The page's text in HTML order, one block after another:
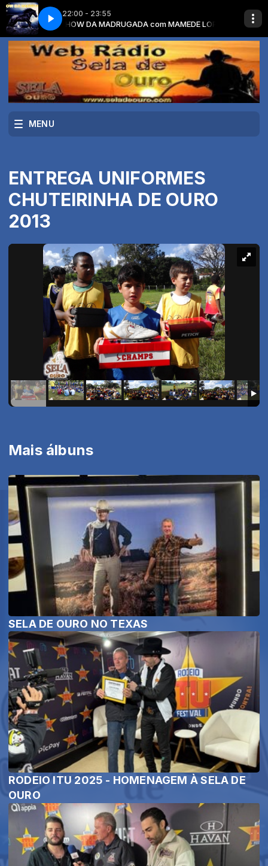
22:00 - 23:55
LOPESSHOW DA MADRUGADA com MAMEDE LOPES
Ep No LagoMunhoz Mariano O que é O que é Ep No Lago
MENU
ENTREGA UNIFORMES
CHUTEIRINHA DE OURO
2013
Mais álbuns
SELA DE OURO NO TEXAS
RODEIO ITU 2025 - HOMENAGEM À SELA DE
OURO